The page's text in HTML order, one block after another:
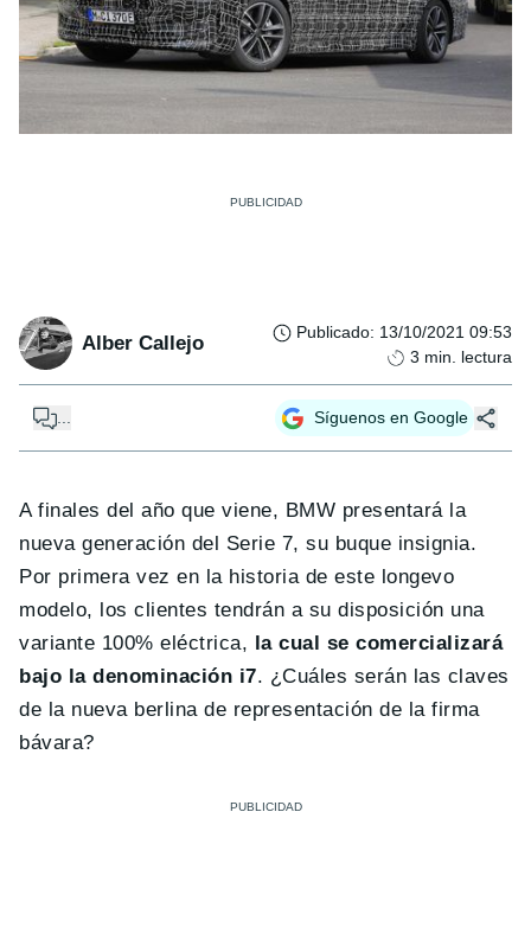
Alber Callejo Publicado: 13/10/2021 09:53
3 min. lectura
... Síguenos en Google
A finales del año que viene, BMW presentará la
nueva generación del Serie 7, su buque insignia.
Por primera vez en la historia de este longevo
modelo, los clientes tendrán a su disposición una
variante 100% eléctrica,
la cual se comercializará
bajo la denominación i7. ¿Cuáles serán las claves
de la nueva berlina de representación de la firma
bávara?